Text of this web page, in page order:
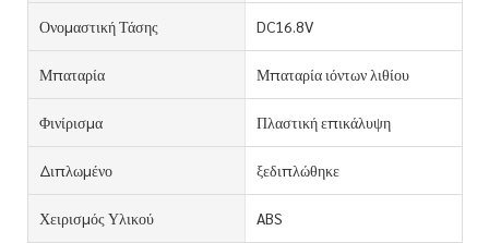
Ονομαστική Τάσης DC16.8V
Μπαταρία Μπαταρία ιόντων λιθίου
Φινίρισμα Πλαστική επικάλυψη
Διπλωμένο ξεδιπλώθηκε
Χειρισμός Υλικού ABS